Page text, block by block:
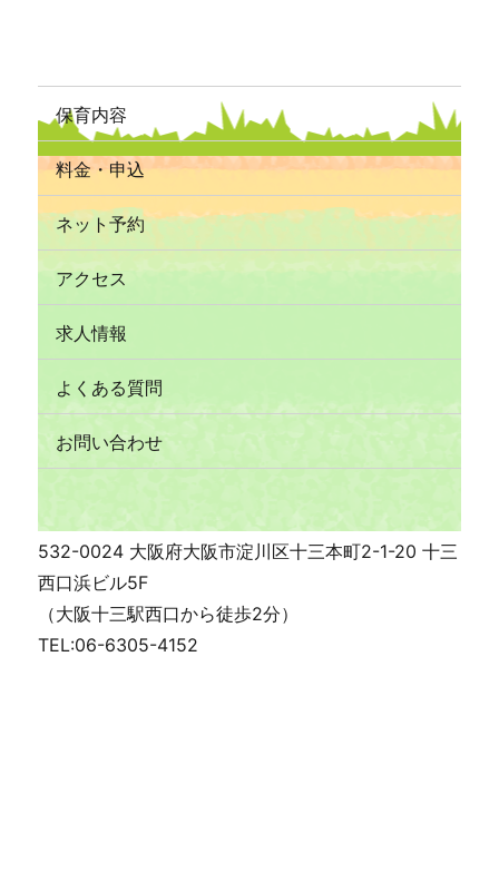
保育内容
料金・申込
ネット予約
アクセス
求人情報
よくある質問
お問い合わせ
532-0024 大阪府大阪市淀川区十三本町2-1-20 十三
西口浜ビル5F
（大阪十三駅西口から徒歩2分）
TEL:06-6305-4152